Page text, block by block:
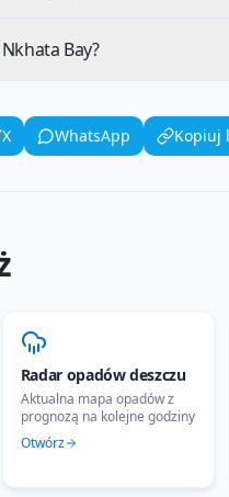
Bay?
X WhatsApp Kopiuj
Radar opadów deszczu
Aktualna mapa opadów z
prognozą na kolejne godziny
Otwórz